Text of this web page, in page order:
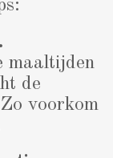
maaltijden
de
voorkom